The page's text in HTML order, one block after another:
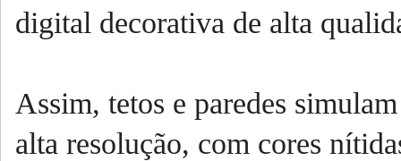
digital decorativa de alta
Assim, tetos e paredes
alta resolução, com cores